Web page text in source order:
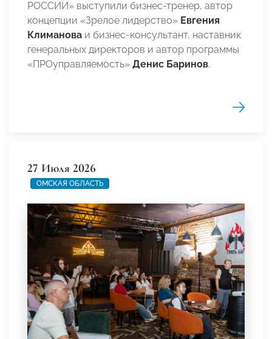
РОССИИ» выступили бизнес-тренер, автор
концепции «Зрелое лидерство» Евгения
Климанова и бизнес-консультант, наставник
генеральных директоров и автор программы
«ПРОуправляемость» Денис Баринов.
27 Июля 2026
ОМСКАЯ ОБЛАСТЬ